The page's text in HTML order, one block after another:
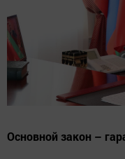
Основной закон –